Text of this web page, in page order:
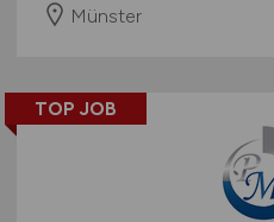
Münster
TOP JOB